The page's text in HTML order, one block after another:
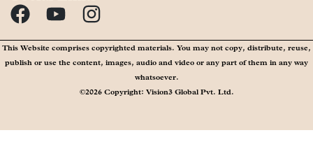
This Website comprises copyrighted materials. You may not copy, distribute, reuse,
publish or use the content, images, audio and video or any part of them in any way
whatsoever.
©2026 Copyright: Vision3 Global Pvt. Ltd.